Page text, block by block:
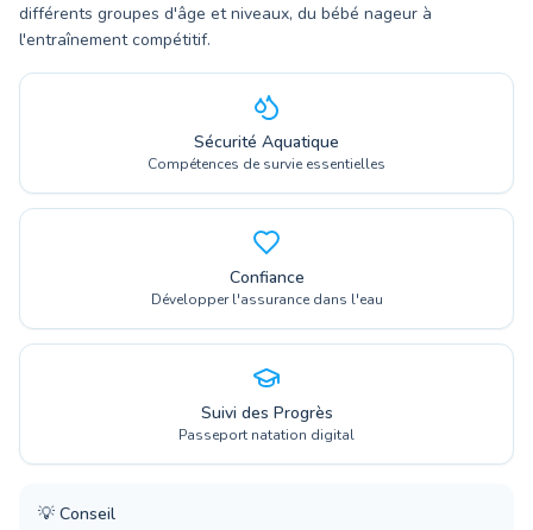
différents groupes d'âge et niveaux, du bébé nageur à
l'entraînement compétitif.
Sécurité Aquatique
Compétences de survie essentielles
Confiance
Développer l'assurance dans l'eau
Suivi des Progrès
Passeport natation digital
💡 Conseil